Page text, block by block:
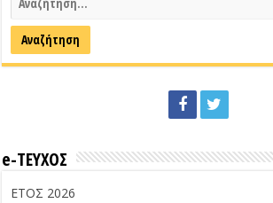
e-ΤΕΥΧΟΣ
ΕΤΟΣ 2026